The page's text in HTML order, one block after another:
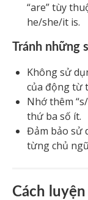
“are” tùy
he/she/it is.
Tránh
Không sử
của động từ
Nhớ thêm
thứ ba số ít.
Đảm bảo sử
từng chủ
Cách